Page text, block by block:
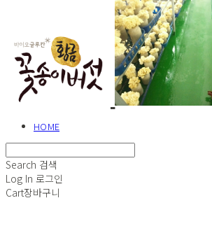
HOME
Search 검색
Log In 로그인
Cart장바구니